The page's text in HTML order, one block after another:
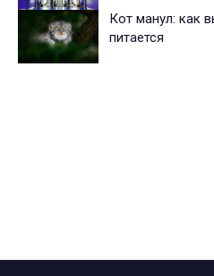
Кот манул: как
питается